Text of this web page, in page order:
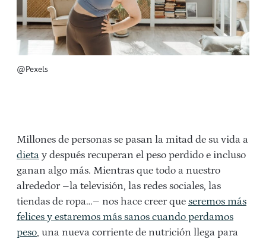
@Pexels
Millones de personas se pasan la mitad de su vida a
dieta y después recuperan el peso perdido e incluso
ganan algo más. Mientras que todo a nuestro
alrededor –la televisión, las redes sociales, las
tiendas de ropa…– nos hace creer que seremos más
felices y estaremos más sanos cuando perdamos
peso, una nueva corriente de nutrición llega para